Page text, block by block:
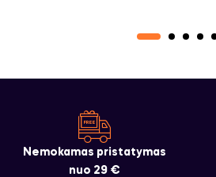
Nemokamas pristatymas
nuo 29 €